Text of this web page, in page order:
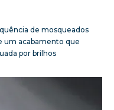
de mosqueados
um acabamento que
por brilhos